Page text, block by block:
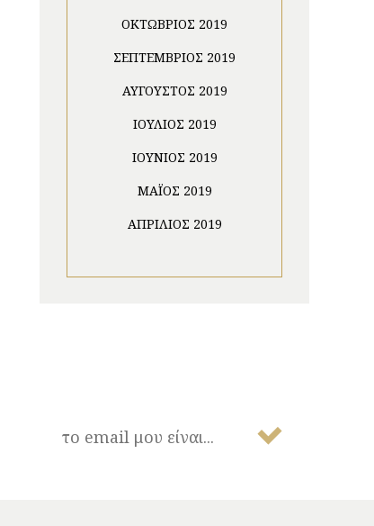
ΟΚΤΏΒΡΙΟΣ 2019
ΣΕΠΤΈΜΒΡΙΟΣ 2019
ΑΎΓΟΥΣΤΟΣ 2019
ΙΟΎΛΙΟΣ 2019
ΙΟΎΝΙΟΣ 2019
ΜΆΙΟΣ 2019
ΑΠΡΊΛΙΟΣ 2019